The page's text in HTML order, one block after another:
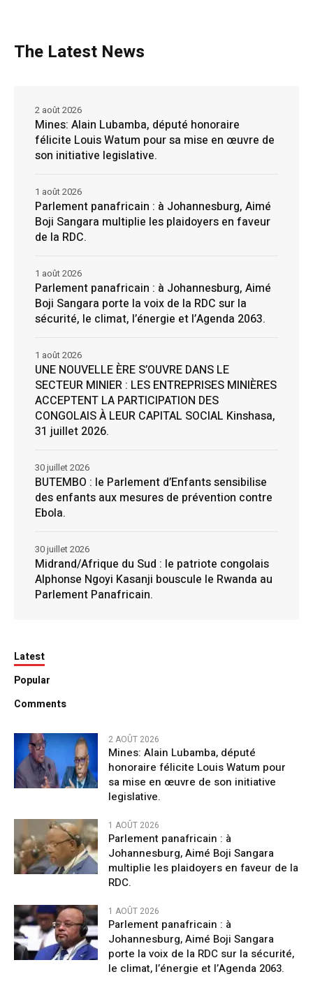
The Latest News
Mines: Alain Lubamba, député honoraire
félicite Louis Watum pour sa mise en œuvre de
son initiative legislative.
2 août 2026
Parlement panafricain : à Johannesburg, Aimé
Boji Sangara multiplie les plaidoyers en faveur
de la RDC.
1 août 2026
Parlement panafricain : à Johannesburg, Aimé
Boji Sangara porte la voix de la RDC sur la
sécurité, le climat, l’énergie et l’Agenda 2063.
1 août 2026
UNE NOUVELLE ÈRE S’OUVRE DANS LE
SECTEUR MINIER : LES ENTREPRISES MINIÈRES
ACCEPTENT LA PARTICIPATION DES
CONGOLAIS À LEUR CAPITAL SOCIAL Kinshasa,
31 juillet 2026.
1 août 2026
BUTEMBO : le Parlement d’Enfants sensibilise
des enfants aux mesures de prévention contre
Ebola.
30 juillet 2026
Midrand/Afrique du Sud : le patriote congolais
Alphonse Ngoyi Kasanji bouscule le Rwanda au
Parlement Panafricain.
30 juillet 2026
Latest
Popular
Comments
2 AOÛT 2026
Mines: Alain Lubamba, député
honoraire félicite Louis Watum pour
sa mise en œuvre de son initiative
legislative.
1 AOÛT 2026
Parlement panafricain : à
Johannesburg, Aimé Boji Sangara
multiplie les plaidoyers en faveur de la
RDC.
1 AOÛT 2026
Parlement panafricain : à
Johannesburg, Aimé Boji Sangara
porte la voix de la RDC sur la sécurité,
le climat, l’énergie et l’Agenda 2063.